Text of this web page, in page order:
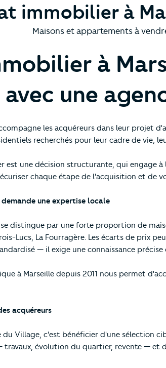
immobilier à
Maisons et appartements à
à
une
les acquéreurs dans leur projet
recherchés pour leur cadre de vie,
est une décision structurante, qui engage
chaque étape de l'acquisition et de
une expertise locale
se distingue par une forte proportion de
Lucs, La Fourragère. Les écarts de prix
— il exige une connaissance précise
à Marseille depuis 2011 nous permet
acquéreurs
du Village, c'est bénéficier d'une sélection
travaux, évolution du quartier, revente — et